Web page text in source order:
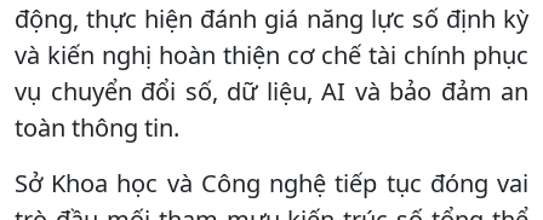
động, thực hiện đánh giá năng lực số định kỳ
và kiến nghị hoàn thiện cơ chế tài chính phục
vụ chuyển đổi số, dữ liệu, AI và bảo đảm an
toàn thông tin.
Sở Khoa học và Công nghệ tiếp tục đóng vai